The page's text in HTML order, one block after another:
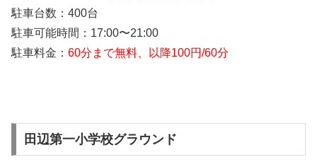
駐車台数：400台
駐車可能時間：17:00〜21:00
駐車料金： 60分まで無料、以降100円/60分
田辺第一小学校グラウンド